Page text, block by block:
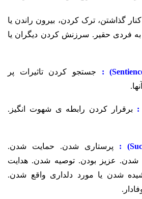
کنار گذاشتن، ترک کردن، بیرون راندن یا
فردی حقیر. سرزنش کردن دیگران یا
جستجو کردن تاثیرات پر
برقرار کردن رابطه ی شهوت انگیز.
پرستاری شدن. حمایت شدن.
عزیز بودن. توصیه شدن. هدایت
شدن یا مورد دلداری واقع شدن.